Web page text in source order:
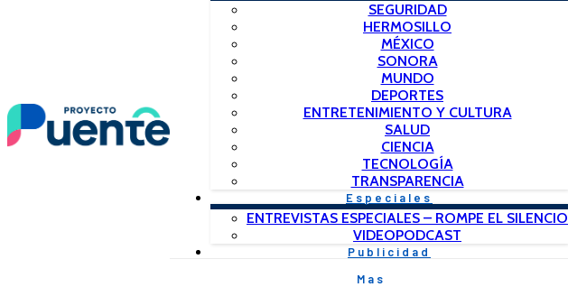
SEGURIDAD
HERMOSILLO
MÉXICO
SONORA
MUNDO
DEPORTES
ENTRETENIMIENTO Y CULTURA
SALUD
CIENCIA
TECNOLOGÍA
TRANSPARENCIA
Especiales
ENTREVISTAS ESPECIALES – ROMPE EL SILENCIO
VIDEOPODCAST
Publicidad
Mas